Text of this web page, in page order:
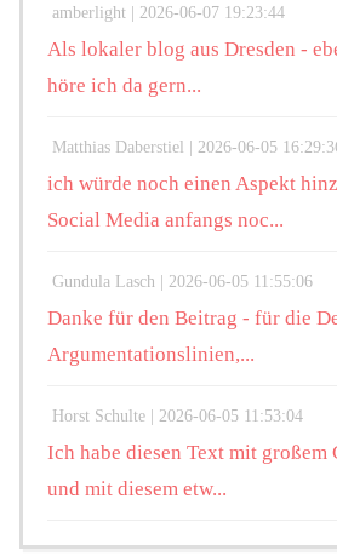
amberlight | 2026-06-07 19:23:44
Als lokaler blog aus Dresden -
höre ich da gern...
Matthias Daberstiel | 2026-06-05
ich würde noch einen Aspekt
Social Media anfangs noc...
Gundula Lasch | 2026-06-05 11:55:06
Danke für den Beitrag - für die
Argumentationslinien,...
Horst Schulte | 2026-06-05 11:53:04
Ich habe diesen Text mit großem
und mit diesem etw...